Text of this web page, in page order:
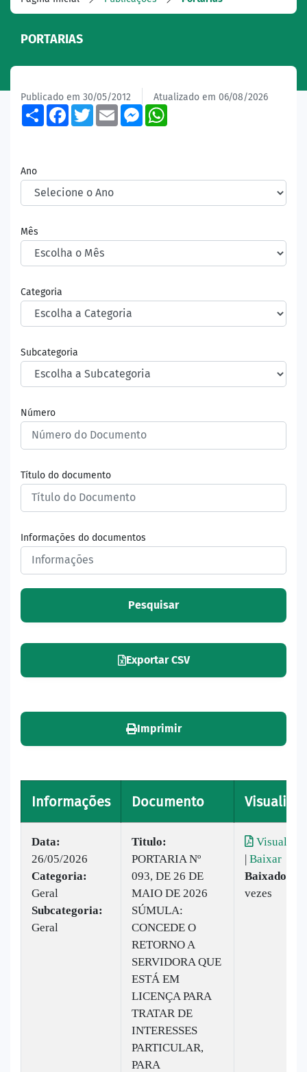
PORTARIAS
Publicado em 30/05/2012 Atualizado em 06/08/2026
ShareFacebook
TwitterEmailMessenger
Ano
Mês
Categoria
Subcategoria
Número
Título do documento
Informações do documentos
Pesquisar
Exportar CSV
Imprimir
Informações Documento Visualizar
Data:
26/05/2026
Categoria:
Geral
Subcategoria:
Geral
Titulo:
PORTARIA Nº
093, DE 26 DE
MAIO DE 2026
SÚMULA:
CONCEDE O
RETORNO A
SERVIDORA QUE
ESTÁ EM
LICENÇA PARA
TRATAR DE
INTERESSES
PARTICULAR,
PARA
Visualizar
| Baixar
Baixado:
vezes